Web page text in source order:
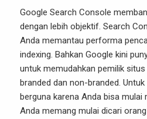
Google Search Console
dengan lebih objektif. Search
Anda memantau performa
indexing. Bahkan Google kini
untuk memudahkan pemilik
branded dan non-branded.
berguna karena Anda bisa mulai
Anda memang mulai dicari